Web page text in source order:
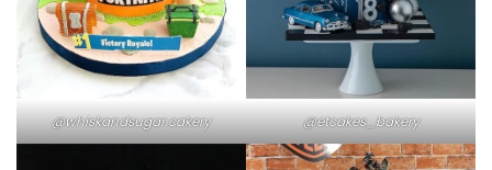
@whiskandsugar.cakery @etcakes_bakery